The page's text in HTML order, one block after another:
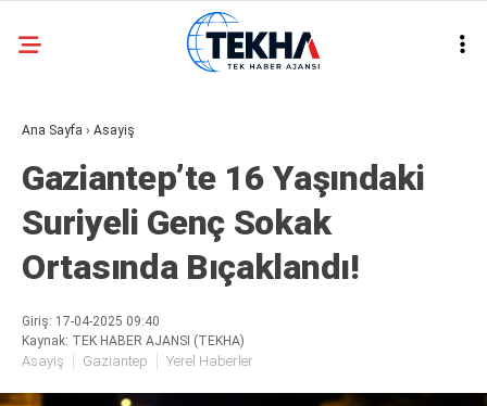
27.9
ASAYIŞ
GÜNDEM
GENEL
POLITIKA
SIYASET
Ana Sayfa › Asayiş
Gaziantep’te 16 Yaşındaki
Suriyeli Genç Sokak
Ortasında Bıçaklandı!
Giriş: 17-04-2025 09:40
Kaynak: TEK HABER AJANSI (TEKHA)
Asayiş Gaziantep Yerel Haberler